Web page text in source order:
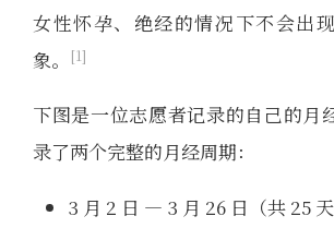
女性怀孕、绝经的情况下不会出
象。
1
下图是一位志愿者记录的自己的月
录了两个完整的月经周期：
3 月 2 日 — 3 月 26 日（共 25 天